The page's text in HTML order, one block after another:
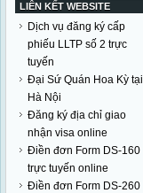
LIÊN KẾT WEBSITE
Dịch vụ đăng ký cấp
phiếu LLTP số 2 trực
tuyến
Đại Sứ Quán Hoa Kỳ tại
Hà Nội
Đăng ký địa chỉ giao
nhận visa online
Điền đơn Form DS-160
trực tuyến online
Điền đơn Form DS-260